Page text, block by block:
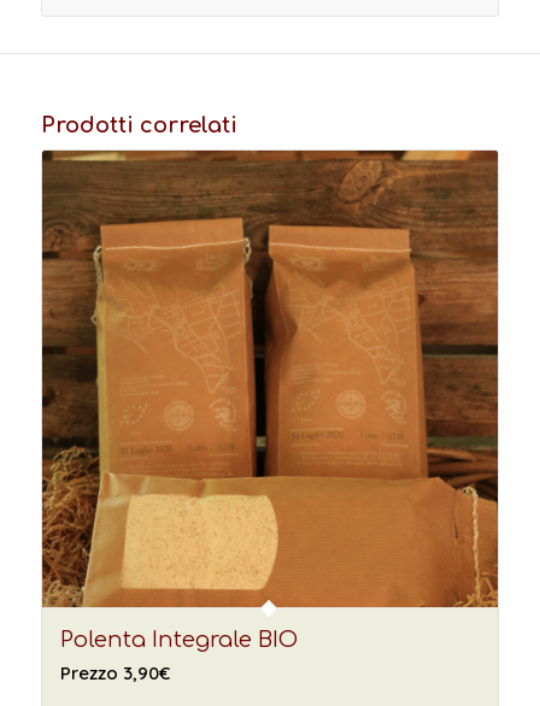
Prodotti correlati
Polenta Integrale BIO
Prezzo 3,90€